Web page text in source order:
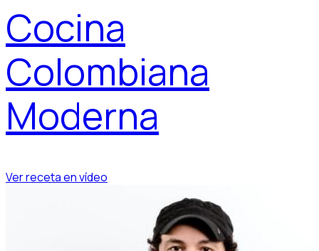
Cocina
Colombiana
Moderna
Ver receta en vídeo